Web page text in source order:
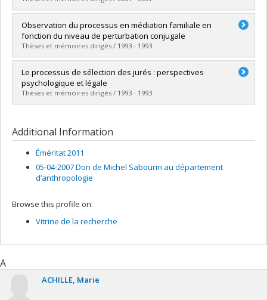
Lien vers le document dans Papyrus
Graduate :Roberge, Jean-François
Cycle :Master's
Grade :M. Sc.
Lien vers le document dans Papyrus
Observation du processus en médiation familiale en
fonction du niveau de perturbation conjugale
Thèses et mémoires dirigés / 1993 - 1993
Graduate :Côté, Gérald
Cycle :Doctoral
Grade :D. Ps.
Lien vers le document dans Papyrus
Le processus de sélection des jurés : perspectives
psychologique et légale
Thèses et mémoires dirigés / 1993 - 1993
Cycle :Master's
Grade :M. Ps.
Lien vers le document dans Papyrus
Additional Information
Éméritat 2011
05-04-2007 Don de Michel Sabourin au département
d’anthropologie
Browse this profile on:
Vitrine de la recherche
A
ACHILLE Marie